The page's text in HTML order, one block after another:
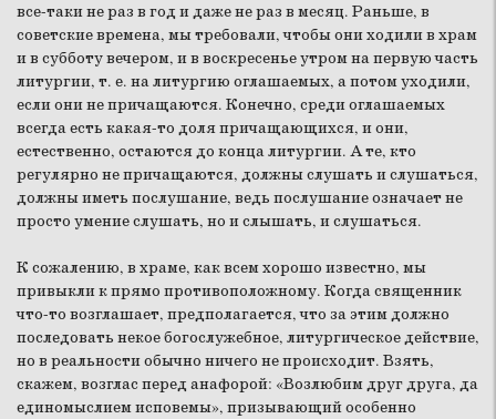
все-таки не раз в год и даже не раз в месяц. Раньше, в
советские времена, мы требовали, чтобы они ходили в храм
и в субботу вечером, и в воскресенье утром на первую часть
литургии, т. е. на литургию оглашаемых, а потом уходили,
если они не причащаются. Конечно, среди оглашаемых
всегда есть какая-то доля причащающихся, и они,
естественно, остаются до конца литургии. А те, кто
регулярно не причащаются, должны слушать и слушаться,
должны иметь послушание, ведь послушание означает не
просто умение слушать, но и слышать, и слушаться.
К сожалению, в храме, как всем хорошо известно, мы
привыкли к прямо противоположному. Когда священник
что-то возглашает, предполагается, что за этим должно
последовать некое богослужебное, литургическое действие,
но в реальности обычно ничего не происходит. Взять,
скажем, возглас перед анафорой: «Возлюбим друг друга, да
единомыслием исповемы», призывающий особенно